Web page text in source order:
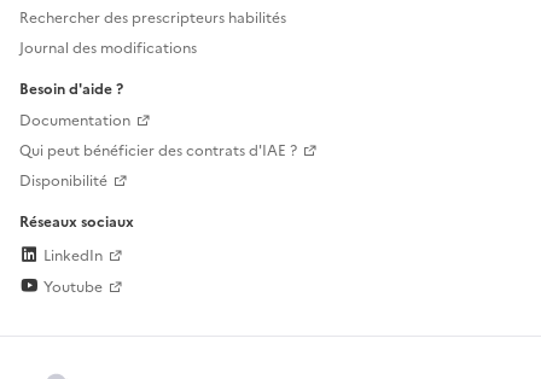
Rechercher des prescripteurs habilités
Journal des modifications
Besoin d'aide ?
Documentation
Qui peut bénéficier des contrats d'IAE ?
Disponibilité
Réseaux sociaux
LinkedIn
Youtube